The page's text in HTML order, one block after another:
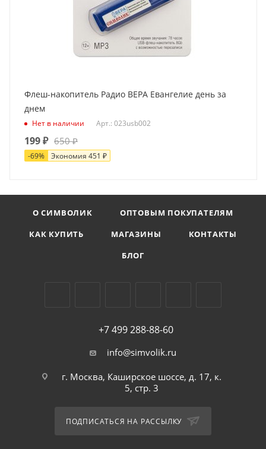
Флеш-накопитель Радио ВЕРА Евангелие день за
днем
Нет в наличии Арт.: 023usb002
199₽ 650₽
-69% Экономия 451 ₽
О СИМВОЛИК
ОПТОВЫМ ПОКУПАТЕЛЯМ
КАК КУПИТЬ
МАГАЗИНЫ
КОНТАКТЫ
БЛОГ
+7 499 288-88-60
info@simvolik.ru
г. Москва, Каширское шоссе, д. 17, к.
5, стр. 3
ПОДПИСАТЬСЯ НА РАССЫЛКУ